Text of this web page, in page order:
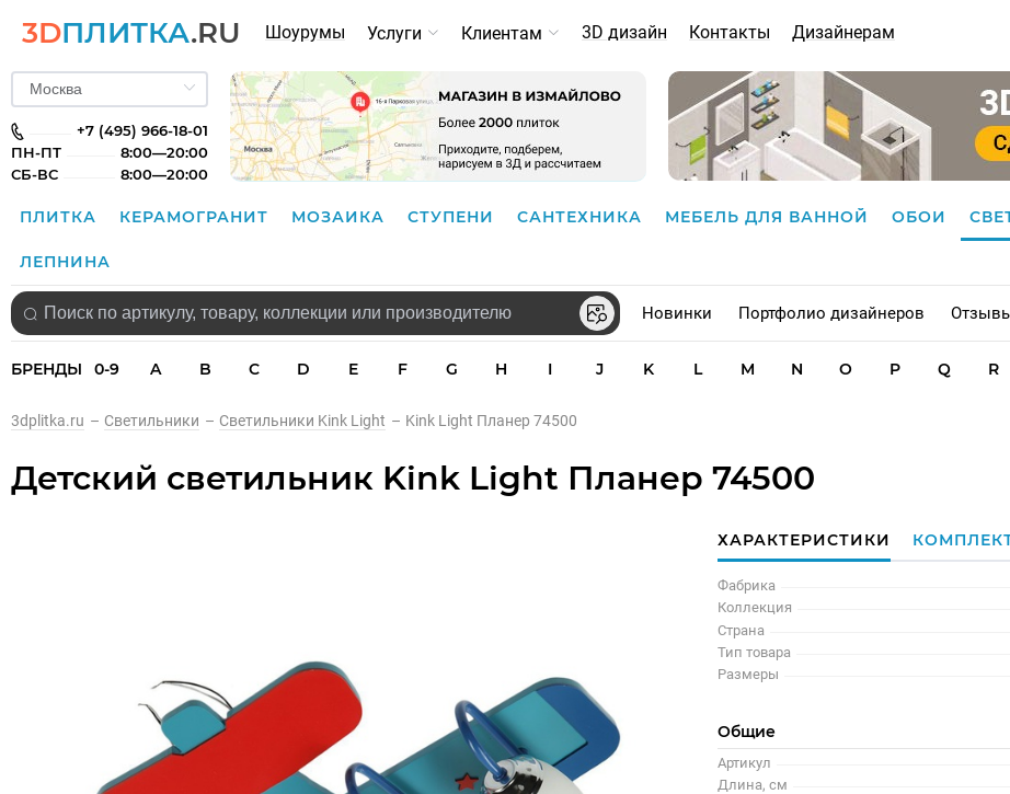
3DПЛИТКА.RU Шоурумы Услуги Клиентам 3D дизайн Контакты Дизайнерам
+7 (495) 966-18-01
ПН-ПТ
8:00—20:00
СБ-ВС
8:00—20:00
ПЛИТКА КЕРАМОГРАНИТ МОЗАИКА СТУПЕНИ САНТЕХНИКА МЕБЕЛЬ ДЛЯ ВАННОЙ ОБОИ
ЛЕПНИНА
Новинки Портфолио дизайнеров
БРЕНДЫ 0-9 A B C D E F G H I J K L M N O P Q R
3dplitka.ru – Светильники – Светильники Kink Light – Kink Light Планер 74500
Детский светильник Kink Light Планер 74500
ХАРАКТЕРИСТИКИ
Фабрика
Коллекция
Страна
Тип товара
Размеры
Общие
Артикул
Длина, см